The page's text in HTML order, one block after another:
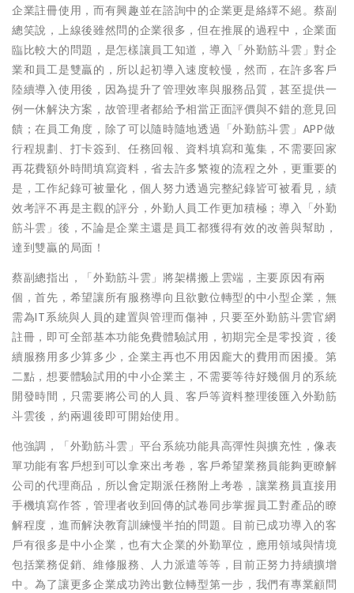
企業註冊使用，而有興趣並在諮詢中的企業更是絡繹不絕。蔡副
總笑說，上線後雖然問的企業很多，但在推展的過程中，企業面
臨比較大的問題，是怎樣讓員工知道，導入「外勤筋斗雲」對企
業和員工是雙贏的，所以起初導入速度較慢，然而，在許多客戶
陸續導入使用後，因為提升了管理效率與服務品質，甚至提供一
例一休解決方案，故管理者都給予相當正面評價與不錯的意見回
饋；在員工角度，除了可以隨時隨地透過「外勤筋斗雲」APP做
行程規劃、打卡簽到、任務回報、資料填寫和蒐集，不需要回家
再花費額外時間填寫資料，省去許多繁複的流程之外，更重要的
是，工作紀錄可被量化，個人努力透過完整紀錄皆可被看見，績
效考評不再是主觀的評分，外勤人員工作更加積極；導入「外勤
筋斗雲」後，不論是企業主還是員工都獲得有效的改善與幫助，
達到雙贏的局面！
蔡副總指出，「外勤筋斗雲」將架構搬上雲端，主要原因有兩
個，首先，希望讓所有服務導向且欲數位轉型的中小型企業，無
需為IT系統與人員的建置與管理而傷神，只要至外勤筋斗雲官網
註冊，即可全部基本功能免費體驗試用，初期完全是零投資，後
續服務用多少算多少，企業主再也不用因龐大的費用而困擾。第
二點，想要體驗試用的中小企業主，不需要等待好幾個月的系統
開發時間，只需要將公司的人員、客戶等資料整理後匯入外勤筋
斗雲後，約兩週後即可開始使用。
他強調，「外勤筋斗雲」平台系統功能具高彈性與擴充性，像表
單功能有客戶想到可以拿來出考卷，客戶希望業務員能夠更瞭解
公司的代理商品，所以會定期派任務附上考卷，讓業務員直接用
手機填寫作答，管理者收到回傳的試卷同步掌握員工對產品的瞭
解程度，進而解決教育訓練慢半拍的問題。目前已成功導入的客
戶有很多是中小企業，也有大企業的外勤單位，應用領域與情境
包括業務促銷、維修服務、人力派遣等等，目前正努力持續擴增
中。為了讓更多企業成功跨出數位轉型第一步，我們有專業顧問